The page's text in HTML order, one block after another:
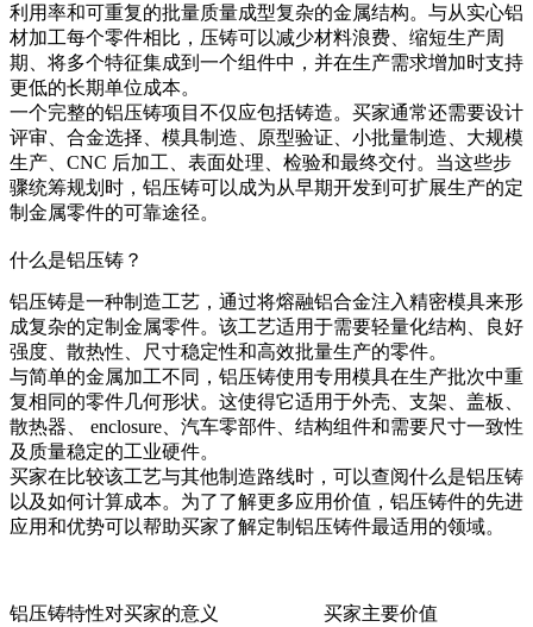
利用率和可重复的批量质量成型复杂的金属结构。与从实心铝
材加工每个零件相比，压铸可以减少材料浪费、缩短生产周
期、将多个特征集成到一个组件中，并在生产需求增加时支持
更低的长期单位成本。
一个完整的铝压铸项目不仅应包括铸造。买家通常还需要设计
评审、合金选择、模具制造、原型验证、小批量制造、大规模
生产、CNC 后加工、表面处理、检验和最终交付。当这些步
骤统筹规划时，铝压铸可以成为从早期开发到可扩展生产的定
制金属零件的可靠途径。
什么是铝压铸？
铝压铸是一种制造工艺，通过将熔融铝合金注入精密模具来形
成复杂的定制金属零件。该工艺适用于需要轻量化结构、良好
强度、散热性、尺寸稳定性和高效批量生产的零件。
与简单的金属加工不同，铝压铸使用专用模具在生产批次中重
复相同的零件几何形状。这使得它适用于外壳、支架、盖板、
散热器、 enclosure、汽车零部件、结构组件和需要尺寸一致性
及质量稳定的工业硬件。
买家在比较该工艺与其他制造路线时，可以查阅什么是铝压铸
以及如何计算成本。为了了解更多应用价值， 铝压铸件的先进
应用和优势可以帮助买家了解定制铝压铸件最适用的领域。
铝压铸特性对买家的意义
买家主要价值